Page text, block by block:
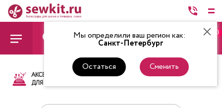
Мы определили ваш регион как:
Санкт-Петербург
Остаться Сменить
0
АКСЕССУАРЫ
ДЛЯ ШИТЬЯ
ТКАНИ НИТКИ